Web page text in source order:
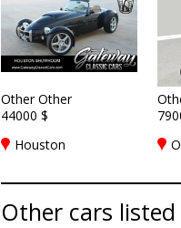
Other Other
44000 $
Houston
Other cars